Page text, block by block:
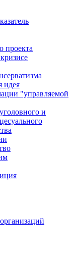
проекта
идея
"управляемой
и